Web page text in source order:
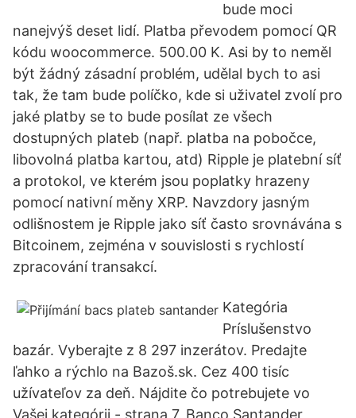
bude moci
nanejvýš deset lidí. Platba převodem pomocí QR
kódu woocommerce. 500.00 K. Asi by to neměl
být žádný zásadní problém, udělal bych to asi
tak, že tam bude políčko, kde si uživatel zvolí pro
jaké platby se to bude posílat ze všech
dostupných plateb (např. platba na pobočce,
libovolná platba kartou, atd) Ripple je platební síť
a protokol, ve kterém jsou poplatky hrazeny
pomocí nativní měny XRP. Navzdory jasným
odlišnostem je Ripple jako síť často srovnávána s
Bitcoinem, zejména v souvislosti s rychlostí
zpracování transakcí.
Kategória
Príslušenstvo
bazár. Vyberajte z 8 297 inzerátov. Predajte
ľahko a rýchlo na Bazoš.sk. Cez 400 tisíc
užívateľov za deň. Nájdite čo potrebujete vo
Vašej kategórii - strana 7. Banco Santander,